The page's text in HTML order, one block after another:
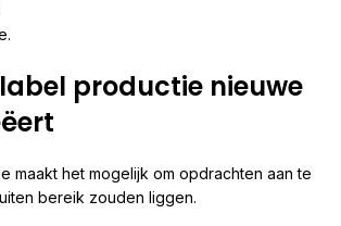
productie nieuwe
maakt het mogelijk om opdrachten aan te
bereik zouden liggen.